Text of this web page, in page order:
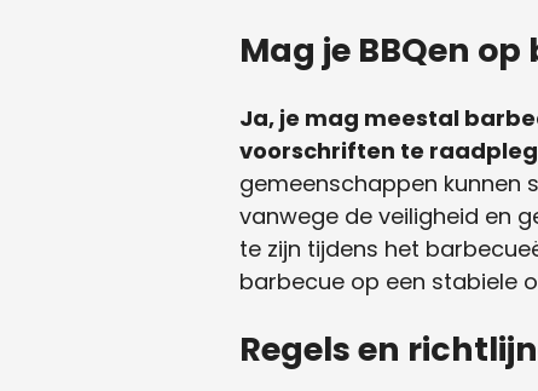
Mag je BBQen
Ja, je mag meestal
voorschriften te
gemeenschappen kunnen
vanwege de veiligheid en
te zijn tijdens het
barbecue op een stabiele
Regels en